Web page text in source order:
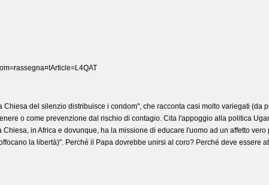
del silenzio distribuisce i condom", che racconta casi molto variegati
o come prevenzione dal rischio di contagio. Cita l'appoggio alla politica
in Africa e dovunque, ha la missione di educare l'uomo ad un affetto
la libertà)". Perché il Papa dovrebbe unirsi al coro? Perché deve